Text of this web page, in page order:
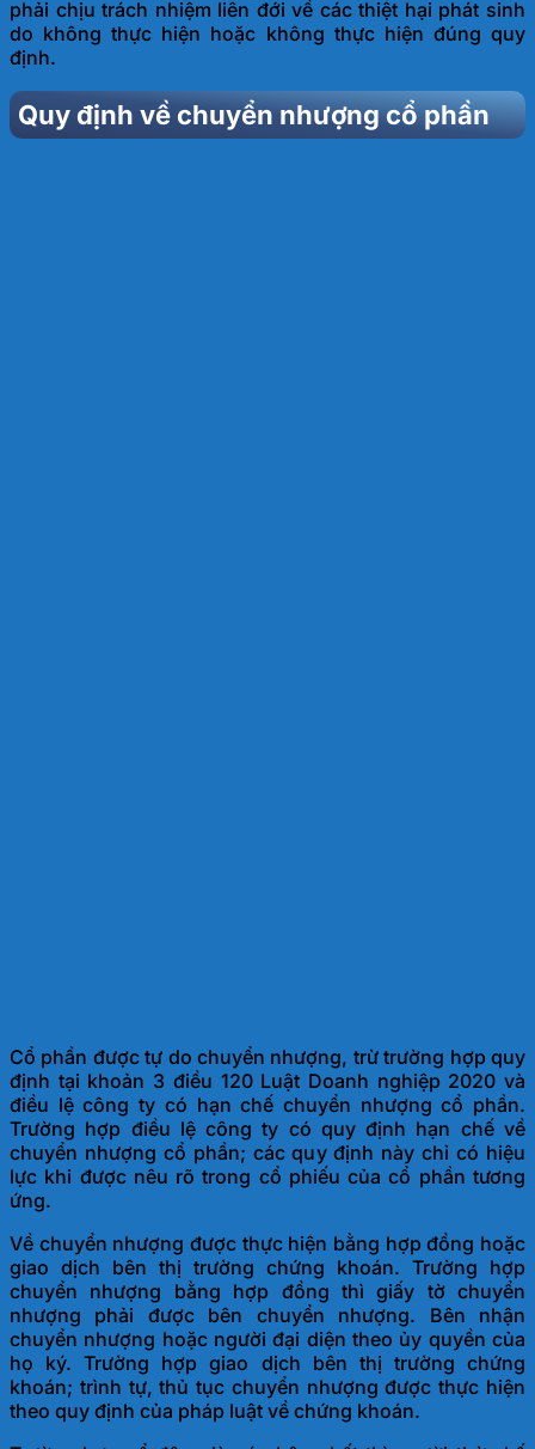
phải chịu trách nhiệm liên đới về các thiệt hại phát sinh
do không thực hiện hoặc không thực hiện đúng quy
định.
Quy định về chuyển nhượng cổ phần
Cổ phần được tự do chuyển nhượng, trừ trường hợp quy
định tại khoản 3 điều 120 Luật Doanh nghiệp 2020 và
điều lệ công ty có hạn chế chuyển nhượng cổ phần.
Trường hợp điều lệ công ty có quy định hạn chế về
chuyển nhượng cổ phần; các quy định này chỉ có hiệu
lực khi được nêu rõ trong cổ phiếu của cổ phần tương
ứng.
Về chuyển nhượng được thực hiện bằng hợp đồng hoặc
giao dịch bên thị trường chứng khoán. Trường hợp
chuyển nhượng bằng hợp đồng thì giấy tờ chuyển
nhượng phải được bên chuyển nhượng. Bên nhận
chuyển nhượng hoặc người đại diện theo ủy quyền của
họ ký. Trường hợp giao dịch bên thị trường chứng
khoán; trình tự, thủ tục chuyển nhượng được thực hiện
theo quy định của pháp luật về chứng khoán.